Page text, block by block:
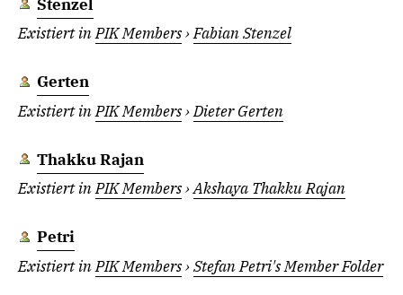
Stenzel
Existiert inPIK Members›Fabian Stenzel
Gerten
Existiert inPIK Members›Dieter Gerten
Thakku Rajan
Existiert inPIK Members›Akshaya Thakku Rajan
Petri
Existiert inPIK Members›Stefan Petri's Member Folder